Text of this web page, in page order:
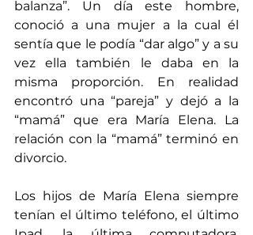
balanza”. Un día este hombre,
conoció a una mujer a la cual él
sentía que le podía “dar algo” y a su
vez ella también le daba en la
misma proporción. En realidad
encontró una “pareja” y dejó a la
“mamá” que era María Elena. La
relación con la “mamá” terminó en
divorcio.
Los hijos de María Elena siempre
tenían el último teléfono, el último